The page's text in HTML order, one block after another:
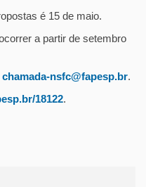
é 15 de maio.
a partir de setembro
chamada-nsfc@fapesp.br.
18122.